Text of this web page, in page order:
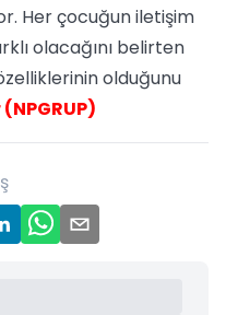
Her çocuğun iletişim
olacağını belirten
olduğunu